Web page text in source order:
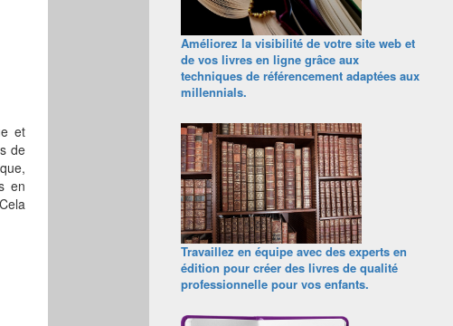
et
de
en
Améliorez la visibilité de votre site web et
de vos livres en ligne grâce aux
techniques de référencement adaptées aux
millennials.
Travaillez en équipe avec des experts en
édition pour créer des livres de qualité
professionnelle pour vos enfants.